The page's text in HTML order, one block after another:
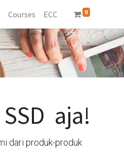
Courses ECC 0
aja!
dari produk-produk